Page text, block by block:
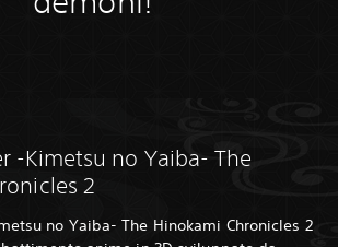
-Kimetsu no Yaiba- The
2
no Yaiba- The Hinokami Chronicles 2